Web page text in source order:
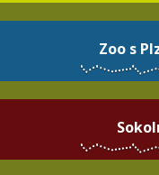
Zoo s